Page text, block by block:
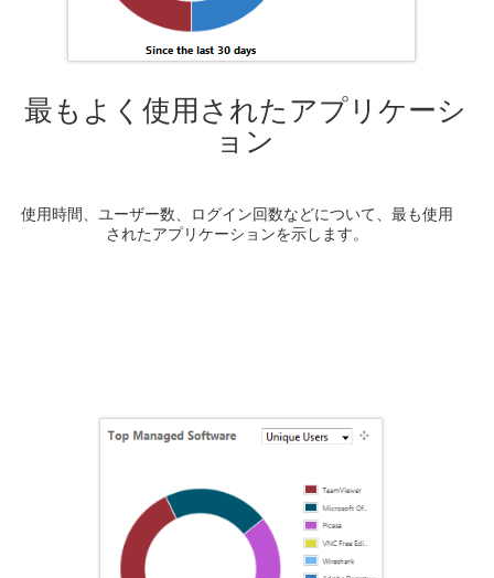
最もよく使用されたアプリケーシ
ョン
使用時間、ユーザー数、ログイン回数などについて、最も使用
されたアプリケーションを示します。